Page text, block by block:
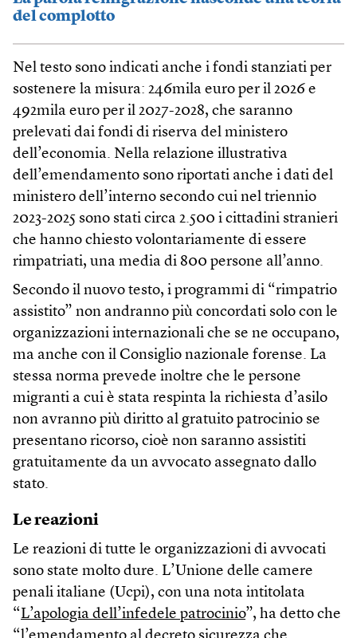
del complotto
Nel testo sono indicati anche i fondi stanziati per
sostenere la misura: 246mila euro per il 2026 e
492mila euro per il 2027-2028, che saranno
prelevati dai fondi di riserva del ministero
dell’economia. Nella relazione illustrativa
dell’emendamento sono riportati anche i dati del
ministero dell’interno secondo cui nel triennio
2023-2025 sono stati circa 2.500 i cittadini stranieri
che hanno chiesto volontariamente di essere
rimpatriati, una media di 800 persone all’anno.
Secondo il nuovo testo, i programmi di “rimpatrio
assistito” non andranno più concordati solo con le
organizzazioni internazionali che se ne occupano,
ma anche con il Consiglio nazionale forense. La
stessa norma prevede inoltre che le persone
migranti a cui è stata respinta la richiesta d’asilo
non avranno più diritto al gratuito patrocinio se
presentano ricorso, cioè non saranno assistiti
gratuitamente da un avvocato assegnato dallo
stato.
Le reazioni
Le reazioni di tutte le organizzazioni di avvocati
sono state molto dure. L’Unione delle camere
penali italiane (Ucpi), con una nota intitolata
“L’apologia dell’infedele patrocinio”, ha detto che